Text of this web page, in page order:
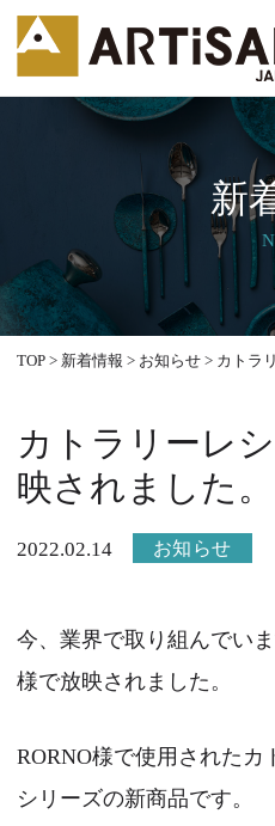
新
TOP > 新着情報 > お知らせ > カトラ
カトラリーレ
映されました。
2022.02.14 お知らせ
今、業界で取り組んでい
様で放映されました。
RORNO様で使用された
シリーズの新商品です。